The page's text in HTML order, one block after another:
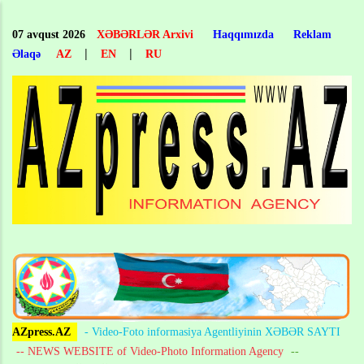
main
content
07 avqust 2026 XƏBƏRLƏR Arxivi Haqqımızda
Reklam
Əlaqə
AZ | EN | RU
AZpress.AZ
- Video-Foto informasiya Agentliyinin XƏBƏR SAYTI
-- NEWS WEBSITE of Video-Photo Information Agency --